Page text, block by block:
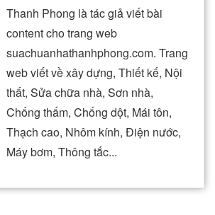
Thanh Phong là tác giả viết bài
content cho trang web
suachuanhathanhphong.com. Trang
web viết về xây dựng, Thiết kế, Nội
thất, Sửa chữa nhà, Sơn nhà,
Chống thấm, Chống dột, Mái tôn,
Thạch cao, Nhôm kính, Điện nước,
Máy bơm, Thông tắc...